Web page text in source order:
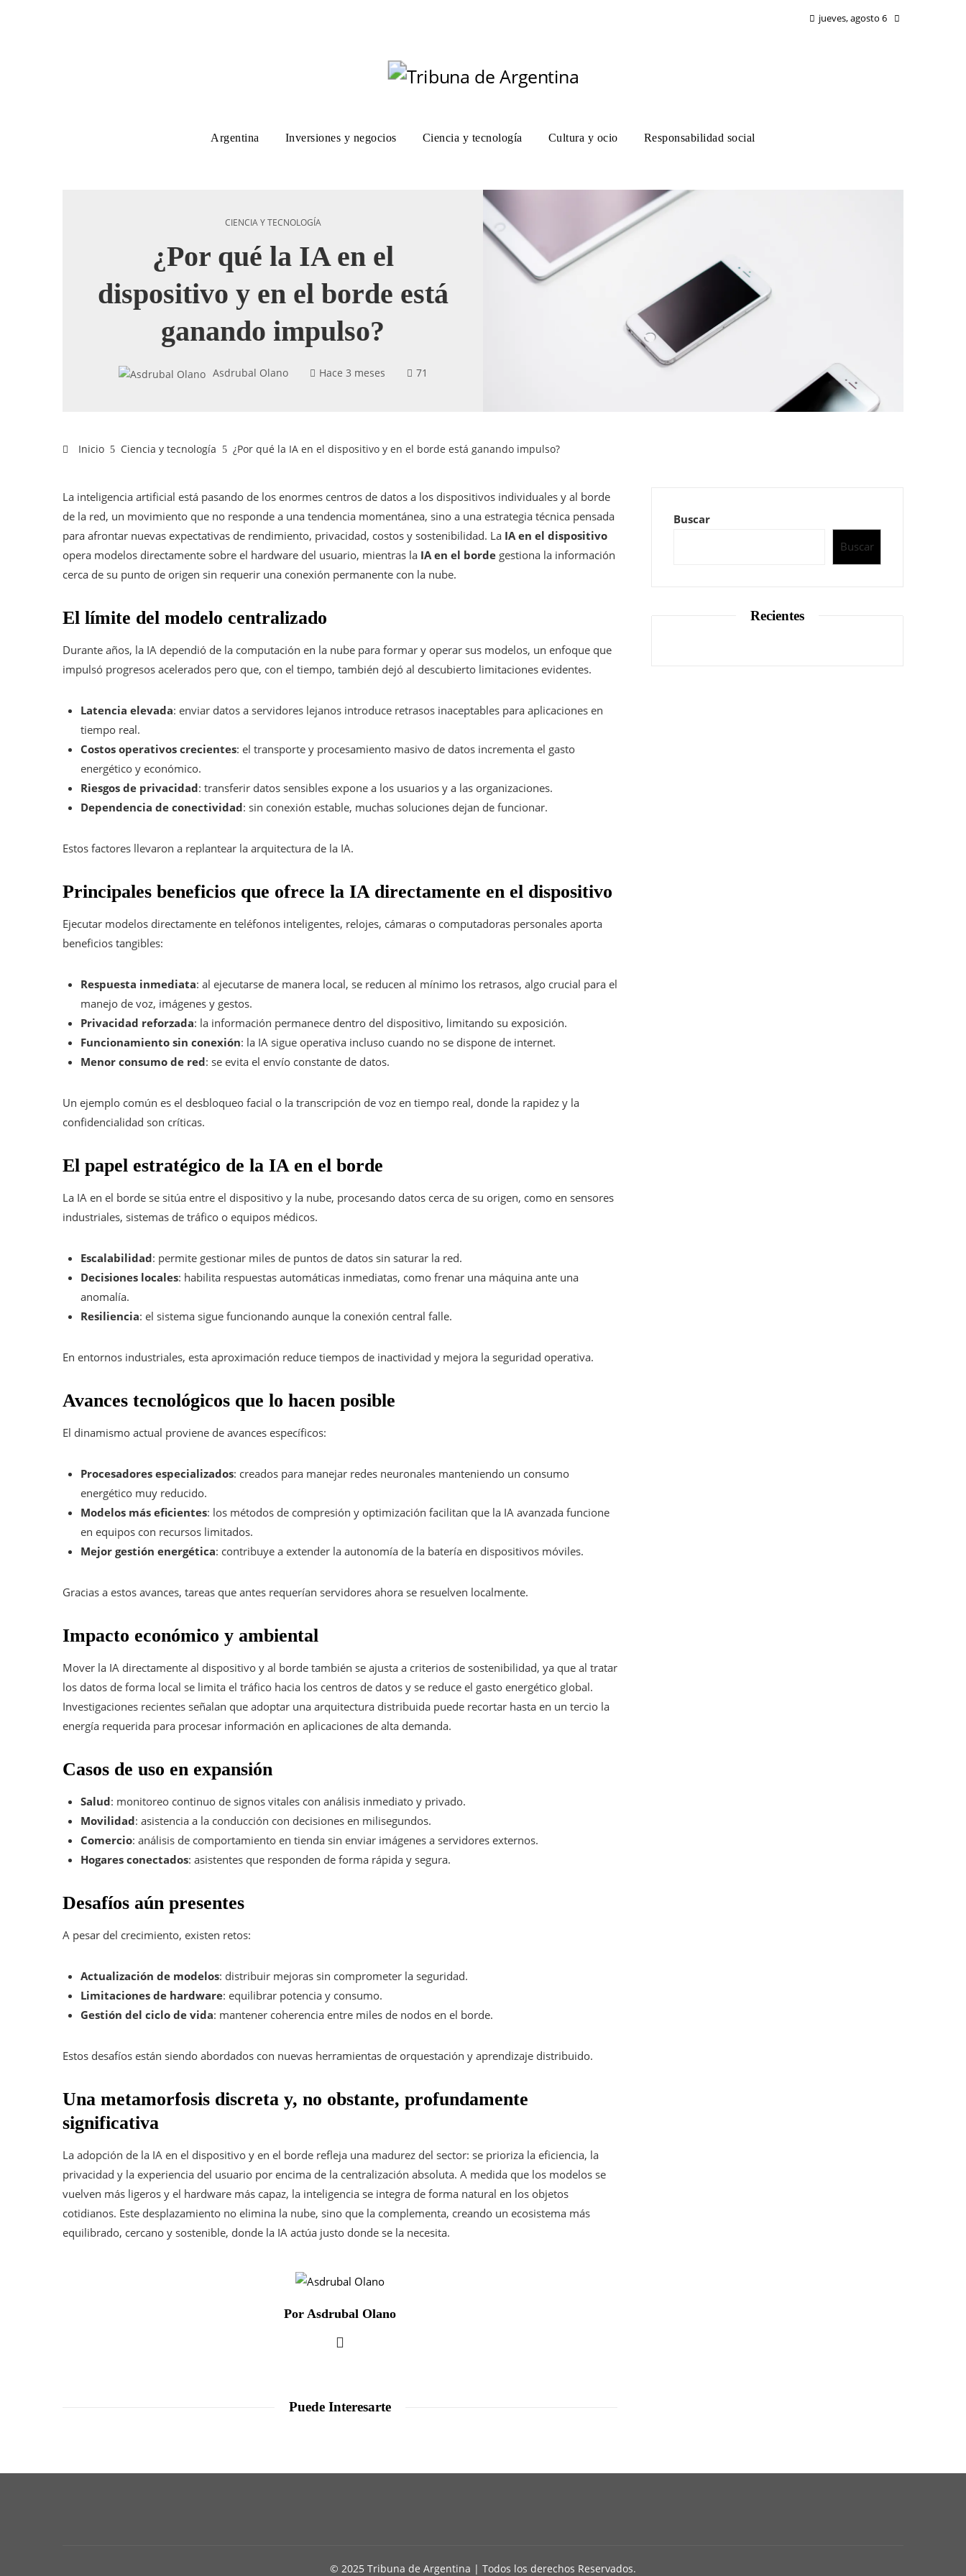
jueves, agosto 6
Argentina Inversiones y negocios Ciencia y tecnología Cultura y ocio Responsabilidad social
CIENCIA Y TECNOLOGÍA
¿Por qué la IA en el
dispositivo y en el borde está
ganando impulso?
Asdrubal Olano Hace 3 meses 71
Inicio Ciencia y tecnología ¿Por qué la IA en el dispositivo y en el borde está ganando impulso?
La inteligencia artificial está pasando de los enormes centros de datos a los dispositivos individuales y al borde
de la red, un movimiento que no responde a una tendencia momentánea, sino a una estrategia técnica pensada
para afrontar nuevas expectativas de rendimiento, privacidad, costos y sostenibilidad. La IA en el dispositivo
opera modelos directamente sobre el hardware del usuario, mientras la IA en el borde gestiona la información
cerca de su punto de origen sin requerir una conexión permanente con la nube.
El límite del modelo centralizado
Durante años, la IA dependió de la computación en la nube para formar y operar sus modelos, un enfoque que
impulsó progresos acelerados pero que, con el tiempo, también dejó al descubierto limitaciones evidentes.
Latencia elevada: enviar datos a servidores lejanos introduce retrasos inaceptables para aplicaciones en
tiempo real.
Costos operativos crecientes: el transporte y procesamiento masivo de datos incrementa el gasto
energético y económico.
Riesgos de privacidad: transferir datos sensibles expone a los usuarios y a las organizaciones.
Dependencia de conectividad: sin conexión estable, muchas soluciones dejan de funcionar.
Estos factores llevaron a replantear la arquitectura de la IA.
Principales beneficios que ofrece la IA directamente en el dispositivo
Ejecutar modelos directamente en teléfonos inteligentes, relojes, cámaras o computadoras personales aporta
beneficios tangibles:
Respuesta inmediata: al ejecutarse de manera local, se reducen al mínimo los retrasos, algo crucial para el
manejo de voz, imágenes y gestos.
Privacidad reforzada: la información permanece dentro del dispositivo, limitando su exposición.
Funcionamiento sin conexión: la IA sigue operativa incluso cuando no se dispone de internet.
Menor consumo de red: se evita el envío constante de datos.
Un ejemplo común es el desbloqueo facial o la transcripción de voz en tiempo real, donde la rapidez y la
confidencialidad son críticas.
El papel estratégico de la IA en el borde
La IA en el borde se sitúa entre el dispositivo y la nube, procesando datos cerca de su origen, como en sensores
industriales, sistemas de tráfico o equipos médicos.
Escalabilidad: permite gestionar miles de puntos de datos sin saturar la red.
Decisiones locales: habilita respuestas automáticas inmediatas, como frenar una máquina ante una
anomalía.
Resiliencia: el sistema sigue funcionando aunque la conexión central falle.
En entornos industriales, esta aproximación reduce tiempos de inactividad y mejora la seguridad operativa.
Avances tecnológicos que lo hacen posible
El dinamismo actual proviene de avances específicos:
Procesadores especializados: creados para manejar redes neuronales manteniendo un consumo
energético muy reducido.
Modelos más eficientes: los métodos de compresión y optimización facilitan que la IA avanzada funcione
en equipos con recursos limitados.
Mejor gestión energética: contribuye a extender la autonomía de la batería en dispositivos móviles.
Gracias a estos avances, tareas que antes requerían servidores ahora se resuelven localmente.
Impacto económico y ambiental
Mover la IA directamente al dispositivo y al borde también se ajusta a criterios de sostenibilidad, ya que al tratar
los datos de forma local se limita el tráfico hacia los centros de datos y se reduce el gasto energético global.
Investigaciones recientes señalan que adoptar una arquitectura distribuida puede recortar hasta en un tercio la
energía requerida para procesar información en aplicaciones de alta demanda.
Casos de uso en expansión
Salud: monitoreo continuo de signos vitales con análisis inmediato y privado.
Movilidad: asistencia a la conducción con decisiones en milisegundos.
Comercio: análisis de comportamiento en tienda sin enviar imágenes a servidores externos.
Hogares conectados: asistentes que responden de forma rápida y segura.
Desafíos aún presentes
A pesar del crecimiento, existen retos:
Actualización de modelos: distribuir mejoras sin comprometer la seguridad.
Limitaciones de hardware: equilibrar potencia y consumo.
Gestión del ciclo de vida: mantener coherencia entre miles de nodos en el borde.
Estos desafíos están siendo abordados con nuevas herramientas de orquestación y aprendizaje distribuido.
Una metamorfosis discreta y, no obstante, profundamente
significativa
La adopción de la IA en el dispositivo y en el borde refleja una madurez del sector: se prioriza la eficiencia, la
privacidad y la experiencia del usuario por encima de la centralización absoluta. A medida que los modelos se
vuelven más ligeros y el hardware más capaz, la inteligencia se integra de forma natural en los objetos
cotidianos. Este desplazamiento no elimina la nube, sino que la complementa, creando un ecosistema más
equilibrado, cercano y sostenible, donde la IA actúa justo donde se la necesita.
Por Asdrubal Olano
Puede Interesarte
Buscar
Buscar
Recientes
© 2025 Tribuna de Argentina | Todos los derechos Reservados.